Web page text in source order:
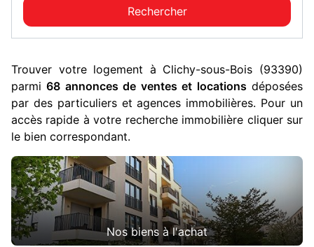
Trouver votre logement à Clichy-sous-Bois (93390)
parmi68 annonces de ventes et locations déposées
par des particuliers et agences immobilières. Pour un
accès rapide à votre recherche immobilière cliquer sur
le bien correspondant.
Nos biens à l'achat